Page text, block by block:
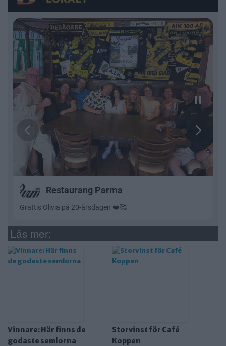
Läs mer:
Vinnare: Här finns de
godaste semlorna
Storvinst för Café
Koppen